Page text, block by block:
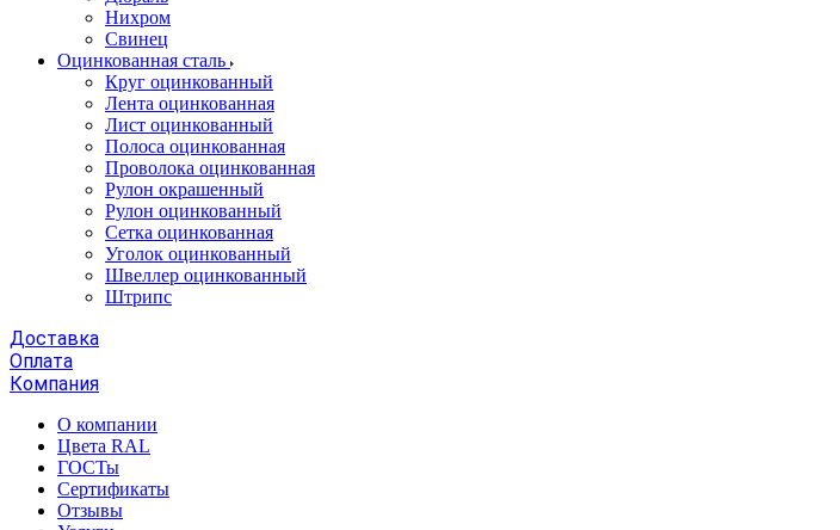
Нихром
Свинец
Оцинкованная сталь
Круг оцинкованный
Лента оцинкованная
Лист оцинкованный
Полоса оцинкованная
Проволока оцинкованная
Рулон окрашенный
Рулон оцинкованный
Сетка оцинкованная
Уголок оцинкованный
Швеллер оцинкованный
Штрипс
Доставка
Оплата
Компания
О компании
Цвета RAL
ГОСТы
Сертификаты
Отзывы